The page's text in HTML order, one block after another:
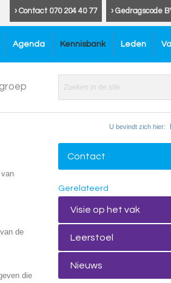
› Gedragscode
› Contact 070 204 40 77
Agenda Kennisbank Leden
U bevindt zich hier:
de
die
Contact
Gerelateerd
Visie op het vak
Leerstoel
Nieuws